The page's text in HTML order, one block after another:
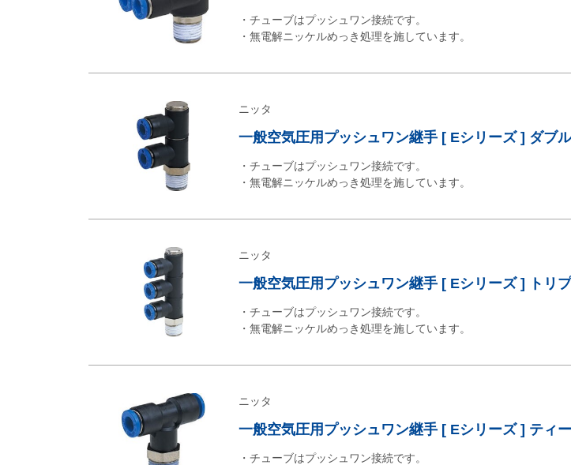
・チューブはプッシュワン接続です。
・無電解ニッケルめっき処理を施しています。
ニッタ
一般空気圧用プッシュワン継手 [ Eシリーズ ] ダブ
・チューブはプッシュワン接続です。
・無電解ニッケルめっき処理を施しています。
ニッタ
一般空気圧用プッシュワン継手 [ Eシリーズ ] トリ
・チューブはプッシュワン接続です。
・無電解ニッケルめっき処理を施しています。
ニッタ
一般空気圧用プッシュワン継手 [ Eシリーズ ] ティ
・チューブはプッシュワン接続です。